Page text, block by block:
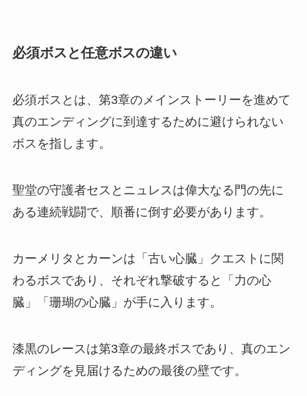
必須ボスと任意ボスの違い
必須ボスとは、第3章のメインストーリーを進めて
真のエンディングに到達するために避けられない
ボスを指します。
聖堂の守護者セスとニュレスは偉大なる門の先に
ある連続戦闘で、順番に倒す必要があります。
カーメリタとカーンは「古い心臓」クエストに関
わるボスであり、それぞれ撃破すると「力の心
臓」「珊瑚の心臓」が手に入ります。
漆黒のレースは第3章の最終ボスであり、真のエン
ディングを見届けるための最後の壁です。